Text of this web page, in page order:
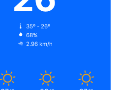
35º - 26º
68%
2.96 km/h